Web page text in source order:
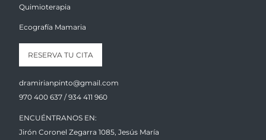
Quimioterapia
Ecografía Mamaria
RESERVA TU CITA
dramirianpinto@gmail.com
970 400 637 / 934 411 960
ENCUÉNTRANOS EN:
Jirón Coronel Zegarra 1085, Jesús María